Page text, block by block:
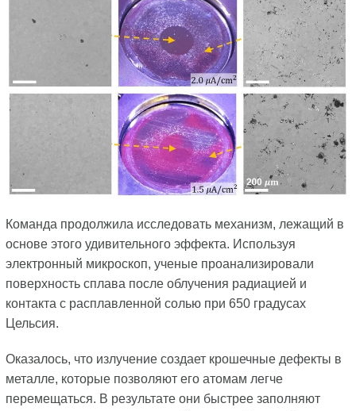
Команда продолжила исследовать механизм, лежащий в
основе этого удивительного эффекта. Используя
электронный микроскоп, ученые проанализировали
поверхность сплава после облучения радиацией и
контакта с расплавленной солью при 650 градусах
Цельсия.
Оказалось, что излучение создает крошечные дефекты в
металле, которые позволяют его атомам легче
перемещаться. В результате они быстрее заполняют